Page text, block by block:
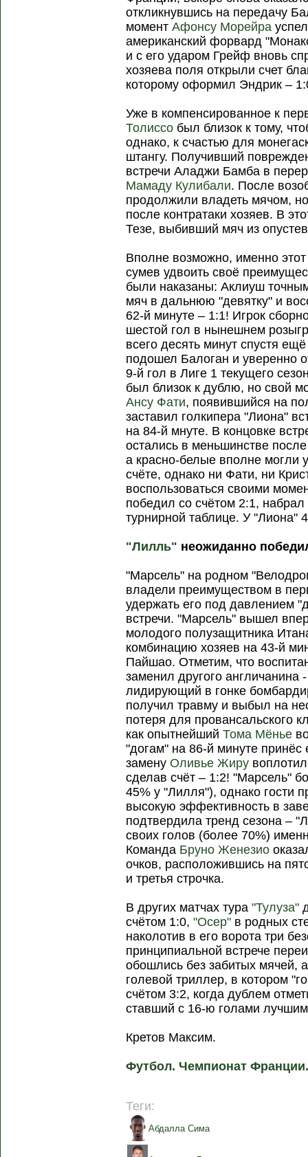
откликнувшись на передачу
моментАфонсу Морейра
американский форвард
и с его ударом Грейф вновь
хозяева поля открыли счет
которому оформил Эндрик –
Уже в компенсированное к
Толиссо был близок к тому,
однако, к счастью для
штангу. Получивший
встречи Аладжи Бамба в
Мамаду Кулибали. После
продолжили владеть мячом,
после контратаки хозяев. В
Тезе, выбивший мяч из
Вполне возможно, именно
сумев удвоить своё
были наказаны: Аклиуш
мяч в дальнюю "девятку" и
62-й минуте – 1:1! Игрок
шестой гол в нынешнем
всего десять минут спустя
подошел Балоган и уверенно
9-й гол в Лиге 1 текущего
был близок к дублю, но свой
Ансу Фати, появившийся на
заставил голкипера "Лиона"
на 84-й мнуте. В концовке
остались в меньшинстве
а красно-белые вполне могли
счёте, однако ни Фати, ни
воспользоваться своими
победил со счётом 2:1,
турнирной таблице. У "Лиона"
"Лилль" неожиданно
"Марсель" на родном
владели преимуществом в
удержать его под давлением
встречи. "Марсель" вышел
молодого полузащитника
комбинацию хозяев на 43-й
Пайшао. Отметим, что
заменил другого
лидирующий в гонке
получил травму и выбыл на
потеря для провансальского
как опытнейшийТома Мёнье
"догам" на 86-й минуте
замену Оливье Жиру
сделав счёт – 1:2! "Марсель"
45% у "Лилля"), однако гости
высокую эффективность в
подтвердила тренд сезона –
своих голов (более 70%)
Команда Бруно Женезио
очков, расположившись на
и третья строчка.
В других матчах тура"Тулуза"
счётом 1:0,"Осер" в родных
наколотив в его ворота три
принципиальной встрече
обошлись без забитых мячей,
голевой триллер, в котором
счётом 3:2, когда дублем
ставший с 16-ю голами
Кретов Максим.
Футбол. Чемпионат
Теги:
Абдалла Сима